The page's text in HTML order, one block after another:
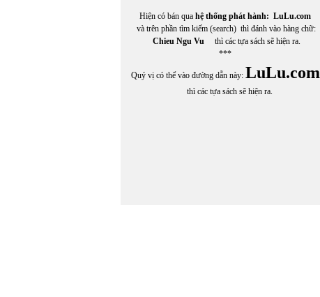
Cù Hựu
Cung Tích Biền
Hiện có bán qua hệ thống phát hành: LuLu.com
và trên phần tìm kiếm (search) thì đánh vào hàng chữ:
Chieu Ngu Vu thì các tựa sách sẽ hiện ra.
***
Quý vị có thể vào đường dẫn này: LuLu.com
thì các tựa sách sẽ hiện ra.